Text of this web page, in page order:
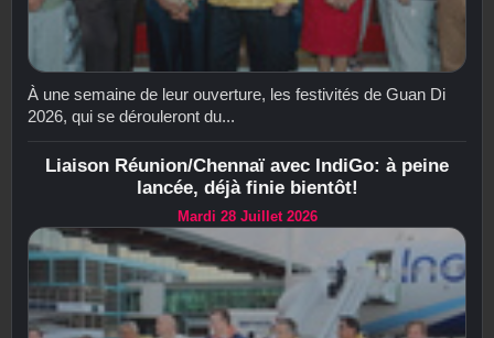
À une semaine de leur ouverture, les festivités de Guan Di
2026, qui se dérouleront du...
Liaison Réunion/Chennaï avec IndiGo: à peine
lancée, déjà finie bientôt!
Mardi 28 Juillet 2026